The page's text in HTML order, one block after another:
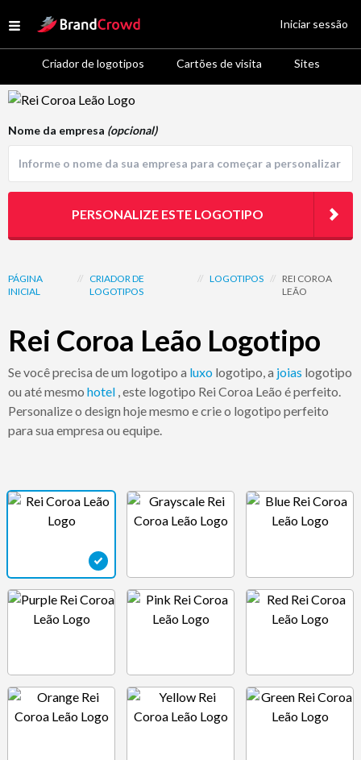
Open menu
Site Logo
Criador de logotipos Cartões de visita Sites
Iniciar sessão
Logo Template Preview
PÁGINA
INICIAL
// CRIADOR DE
LOGOTIPOS
// LOGOTIPOS //
REI COROA
LEÃO
Rei Coroa Leão Logotipo
Se você precisa de um logotipo a luxo logotipo, a joias logotipo
ou até mesmo hotel , este logotipo Rei Coroa Leão é perfeito.
Personalize o design hoje mesmo e crie o logotipo perfeito
para sua empresa ou equipe.
Nome da empresa (opcional)
PERSONALIZE ESTE LOGOTIPO